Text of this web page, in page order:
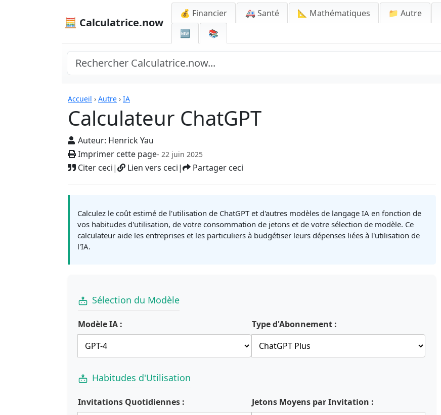
🧮 Calculatrice.now
💰 Financier 🚑 Santé 📐 Mathématiques 📁 Autre
🆕
📚
Accueil › Autre › IA
Calculateur ChatGPT
Auteur: Henrick Yau
Imprimer cette page- 22 juin 2025
Citer ceci| Lien vers ceci| Partager ceci
Calculatrices
Calculez le coût estimé de l'utilisation de ChatGPT et d'autres modèles de langage IA en fonction de
vos habitudes d'utilisation, de votre consommation de jetons et de votre sélection de modèle. Ce
calculateur aide les entreprises et les particuliers à budgétiser leurs dépenses liées à l'utilisation de
l'IA.
Sélection du Modèle
Modèle IA : Type d'Abonnement :
Habitudes d'Utilisation
Invitations Quotidiennes : Jetons Moyens par Invitation :